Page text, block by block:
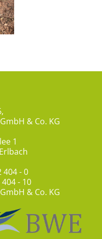
& Co. KG
1
404 - 0
- 10
& Co. KG